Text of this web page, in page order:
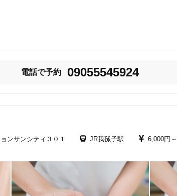
電話で予約 09055545924
ンサンシティ３０１ JR我孫子駅
6,000円～